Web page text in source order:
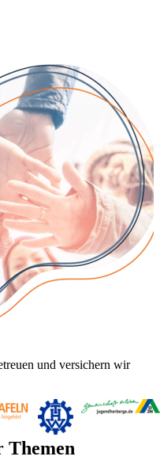
und versichern wir
Themen